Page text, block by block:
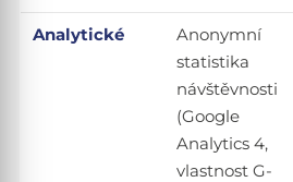
Analytické
Anonymní
statistika
návštěvnosti
(Google
Analytics 4,
vlastnost G-